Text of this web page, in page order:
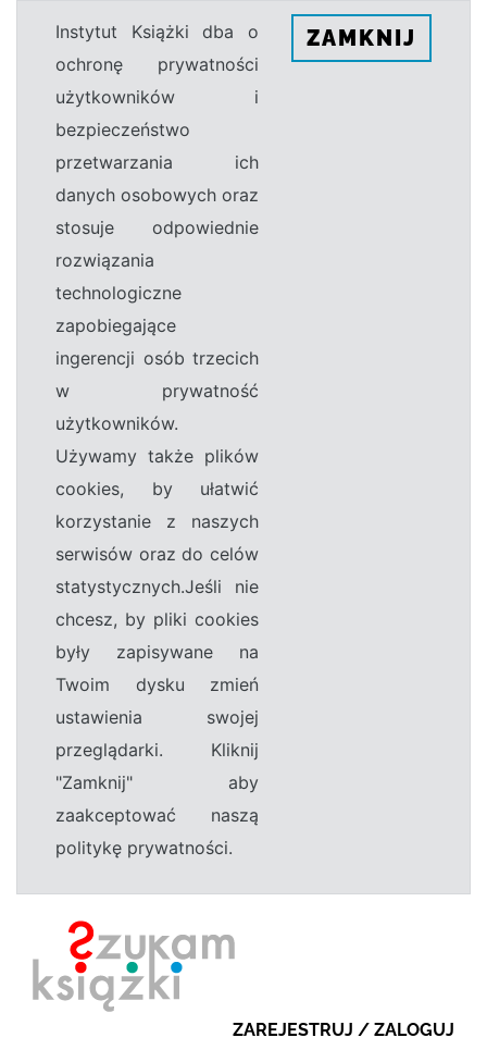
Instytut Książki dba o
ochronę prywatności
użytkowników i
bezpieczeństwo
przetwarzania ich
danych osobowych oraz
stosuje odpowiednie
rozwiązania
technologiczne
zapobiegające
ingerencji osób trzecich
w prywatność
użytkowników.
Używamy także plików
cookies, by ułatwić
korzystanie z naszych
serwisów oraz do celów
statystycznych.Jeśli nie
chcesz, by pliki cookies
były zapisywane na
Twoim dysku zmień
ustawienia swojej
przeglądarki. Kliknij
"Zamknij" aby
zaakceptować naszą
politykę prywatności.
ZAMKNIJ
ZAREJESTRUJ / ZALOGUJ